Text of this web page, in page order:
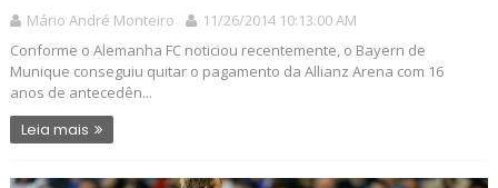
Mário André Monteiro
11/26/2014 10:13:00 AM
Conforme o Alemanha FC noticiou recentemente, o Bayern de
Munique conseguiu quitar o pagamento da Allianz Arena com 16
anos de antecedên...
Leia mais